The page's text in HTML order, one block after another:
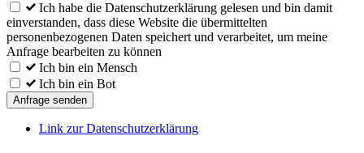
Ich habe die Datenschutzerklärung gelesen und bin damit
einverstanden, dass diese Website die übermittelten
personenbezogenen Daten speichert und verarbeitet, um meine
Anfrage bearbeiten zu können
Ich bin ein Mensch
Ich bin ein Bot
Anfrage senden
Link zur Datenschutzerklärung